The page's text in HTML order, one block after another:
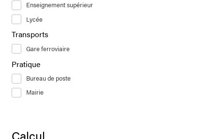
Enseignement supérieur
Lycée
Transports
Gare ferroviaire
Pratique
Bureau de poste
Mairie
Calcul